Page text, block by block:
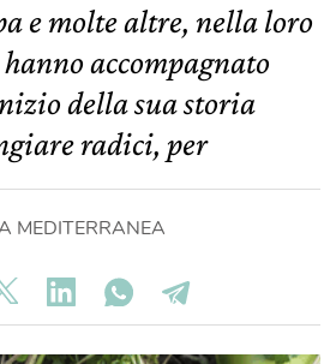
e molte altre, nella loro
accompagnato
della sua storia
radici, per
MEDITERRANEA